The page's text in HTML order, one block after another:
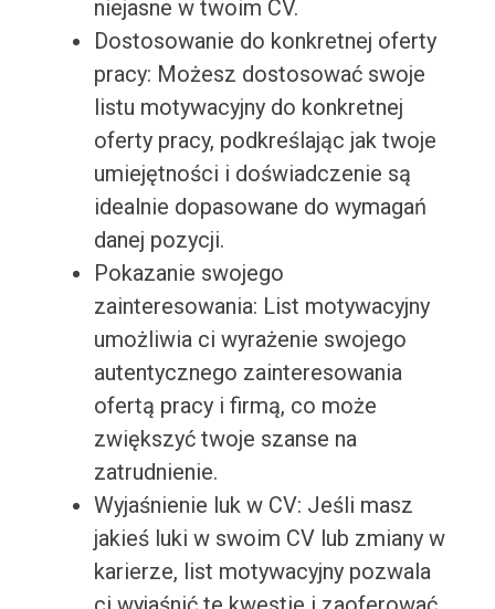
niejasne w twoim CV.
Dostosowanie do konkretnej oferty
pracy: Możesz dostosować swoje
listu motywacyjny do konkretnej
oferty pracy, podkreślając jak twoje
umiejętności i doświadczenie są
idealnie dopasowane do wymagań
danej pozycji.
Pokazanie swojego
zainteresowania: List motywacyjny
umożliwia ci wyrażenie swojego
autentycznego zainteresowania
ofertą pracy i firmą, co może
zwiększyć twoje szanse na
zatrudnienie.
Wyjaśnienie luk w CV: Jeśli masz
jakieś luki w swoim CV lub zmiany w
karierze, list motywacyjny pozwala